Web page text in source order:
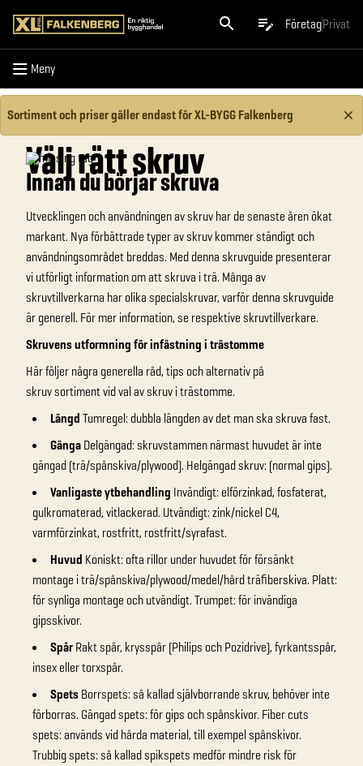
FöretagPrivat
Meny
Meny
Sortiment och priser gäller endast för XL-BYGG Falkenberg
Välj rätt skruv
Innan du börjar skruva
Utvecklingen och användningen av skruv har de senaste årenökat
markant. Nya förbättrade typer av skruv kommer ständigtoch
användningsområdet breddas. Med denna skruvguide presenterar
vi utförligt information om att skruva i trä. Mångaav
skruvtillverkarna har olika specialskruvar, varför dennaskruvguide
är generell. För mer information, se respektiveskruvtillverkare.
Skruvens utformning för infästning i trästomme
Här följer några generella råd, tips och alternativ på
skruvsortiment vid val av skruv i trästomme.
LängdTumregel: dubbla längden av det man ska skruva fast.
GängaDelgängad: skruvstammen närmast huvudet är inte
gängad (trä/spånskiva/plywood). Helgängad skruv: (normal gips).
Vanligaste ytbehandling Invändigt: elförzinkad, fosfaterat,
gulkromaterad, vitlackerad. Utvändigt: zink/nickel C4,
varmförzinkat, rostfritt, rostfritt/syrafast.
Huvud Koniskt: ofta rillor under huvudet för försänkt
montage i trä/spånskiva/plywood/medel/hård träfiberskiva. Platt:
för synliga montage och utvändigt. Trumpet: för invändiga
gipsskivor.
SpårRakt spår, krysspår (Philips och Pozidrive), fyrkantsspår,
insex eller torxspår.
SpetsBorrspets: så kallad självborrande skruv, behöver inte
förborras. Gängad spets: för gips och spånskivor. Fiber cuts
spets: används vid hårda material, till exempel spånskivor.
Trubbig spets: så kallad spikspets medför mindre risk för